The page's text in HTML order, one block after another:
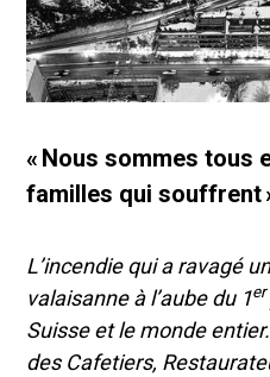
« Nous sommes tous
familles qui souffrent
L’incendie qui a ravagé
valaisanne à l’aube du 1er
Suisse et le monde
des Cafetiers,